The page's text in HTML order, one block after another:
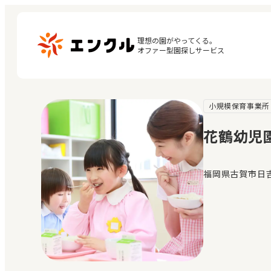
理想の園がやってくる。
オファー型園探しサービス
保育園・幼稚園を探す
地図から探す
地域から探す
マ
閲
お
小規模保育事業所
花鶴幼児
福岡県古賀市日